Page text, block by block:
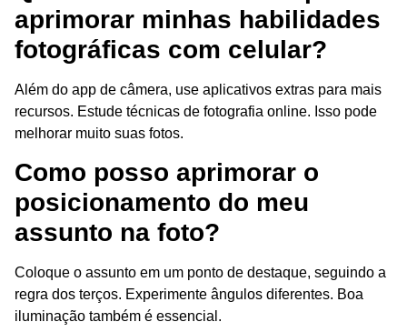
aprimorar minhas habilidades
fotográficas com celular?
Além do app de câmera, use aplicativos extras para mais
recursos. Estude técnicas de fotografia online. Isso pode
melhorar muito suas fotos.
Como posso aprimorar o
posicionamento do meu
assunto na foto?
Coloque o assunto em um ponto de destaque, seguindo a
regra dos terços. Experimente ângulos diferentes. Boa
iluminação também é essencial.